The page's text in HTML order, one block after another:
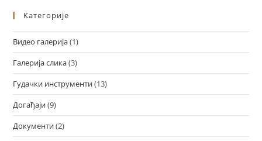
Категорије
Видео галерија(1)
Галерија слика(3)
Гудачки инструменти(13)
Догађаји(9)
Документи(2)